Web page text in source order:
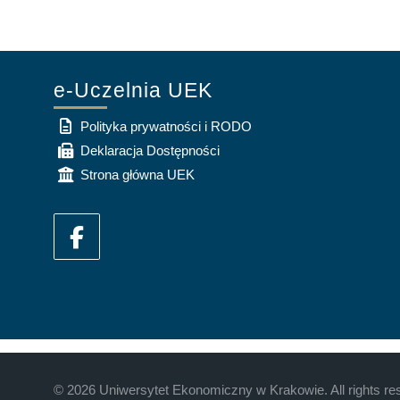
e-Uczelnia UEK
Polityka prywatności i RODO
Deklaracja Dostępności
Strona główna UEK
© 2026 Uniwersytet Ekonomiczny w Krakowie. All rights